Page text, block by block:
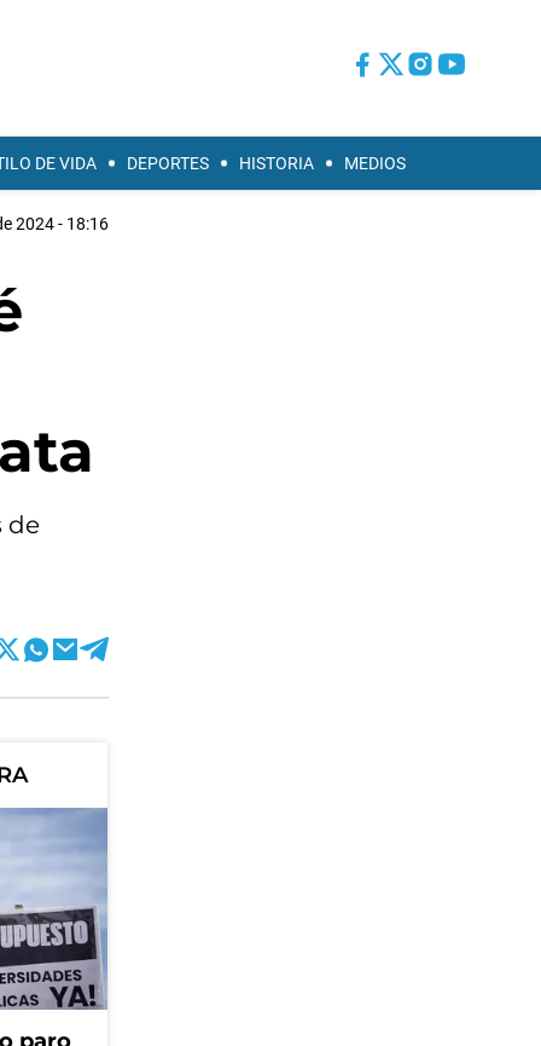
DE VIDA DEPORTES HISTORIA MEDIOS
2024 - 18:16
de